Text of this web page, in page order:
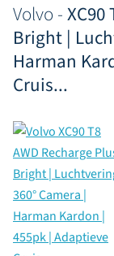
Volvo -XC90
Bright |
Harman
Cruis...